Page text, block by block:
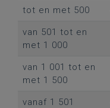
tot en met 500
van 501 tot en
met 1 000
van 1 001 tot en
met 1 500
vanaf 1 501